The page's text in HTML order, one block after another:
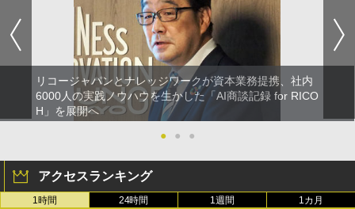
リコージャパンとナレッジワークが資本業務提携、社内
6000人の実践ノウハウを生かした「AI商談記録 for RICO
H」を展開へ
●
● ●
アクセスランキング
1時間 24時間 1週間 1カ月